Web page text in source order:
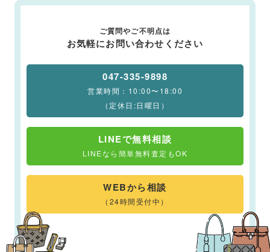
ご質問やご不明点は
お気軽にお問い合わせください
047-335-9898
営業時間：10:00〜18:00
（定休日:日曜日）
LINEで無料相談
LINEなら簡単無料査定もOK
WEBから相談
（24時間受付中）